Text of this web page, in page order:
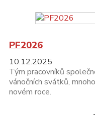
PF2026
10.12.2025
Tým pracovníků
vánočních svátků,
novém roce.